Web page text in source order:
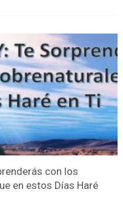
con los
en estos Días Haré